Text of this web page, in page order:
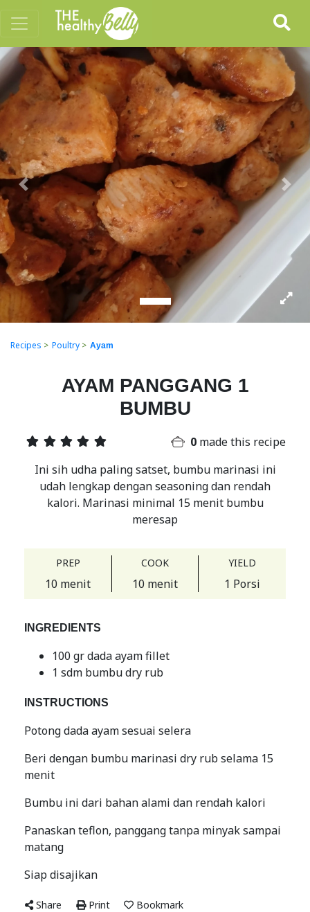
Previous Next
Recipes > Poultry > Ayam
AYAM PANGGANG 1
BUMBU
0 made this recipe
Ini sih udha paling satset, bumbu marinasi ini
udah lengkap dengan seasoning dan rendah
kalori. Marinasi minimal 15 menit bumbu
meresap
PREP
10 menit
COOK
10 menit
YIELD
1 Porsi
INGREDIENTS
100 gr dada ayam fillet
1 sdm bumbu dry rub
INSTRUCTIONS
Potong dada ayam sesuai selera
Beri dengan bumbu marinasi dry rub selama 15
menit
Bumbu ini dari bahan alami dan rendah kalori
Panaskan teflon, panggang tanpa minyak sampai
matang
Siap disajikan
Share Print Bookmark